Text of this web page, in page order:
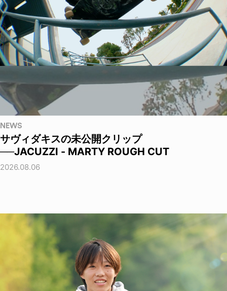
NEWS
サヴィダキスの未公開クリップ
──JACUZZI - MARTY ROUGH CUT
2026.08.06